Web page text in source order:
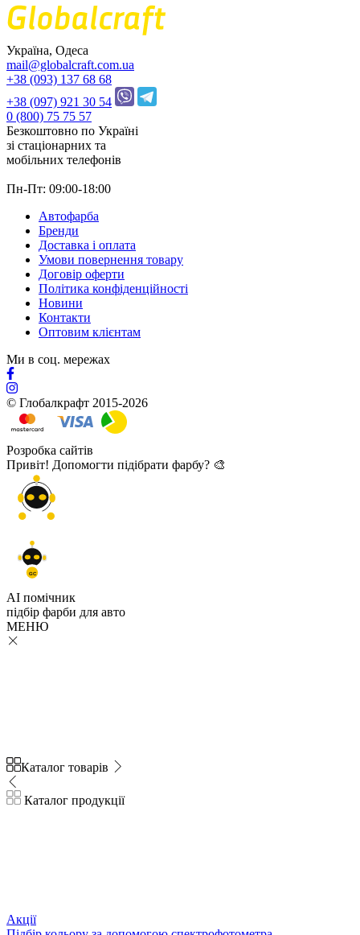
Україна, Одеса
mail@globalcraft.com.ua
+38 (093) 137 68 68
+38 (097) 921 30 54
0 (800) 75 75 57
Безкоштовно по Україні
зі стацiонарних та
мобільних телефонів
Пн-Пт: 09:00-18:00
Автофарба
Бренди
Доставка і оплата
Умови повернення товару
Договір оферти
Політика конфіденційності
Новини
Контакти
Оптовим клієнтам
Ми в соц. мережах
© Глобалкрафт 2015-2026
Розробка сайтів
Привіт! Допомогти підібрати фарбу? 🎨
GC
AI помічник
підбір фарби для авто
МЕНЮ
Каталог товарів
Каталог продукції
Акції